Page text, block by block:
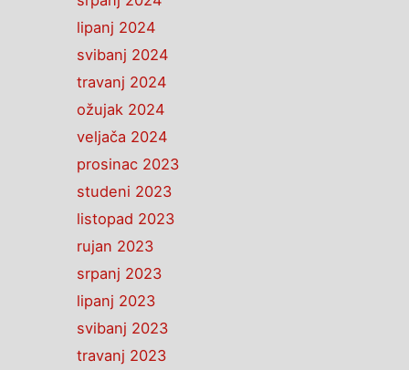
lipanj 2024
svibanj 2024
travanj 2024
ožujak 2024
veljača 2024
prosinac 2023
studeni 2023
listopad 2023
rujan 2023
srpanj 2023
lipanj 2023
svibanj 2023
travanj 2023